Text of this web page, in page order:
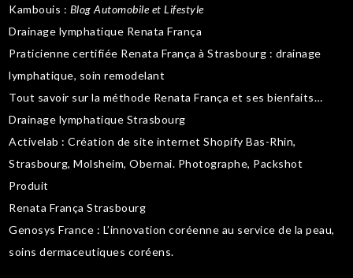
Kambouis : Blog Automobile et Lifestyle
Drainage lymphatique Renata França
Praticienne certifiée Renata França à Strasbourg : drainage
lymphatique, soin remodelant
Tout savoir sur la méthode Renata França et ses bienfaits…
Drainage lymphatique Strasbourg
Activelab : Création de site internet Shopify Bas-Rhin,
Strasbourg, Molsheim, Obernai. Photographe, Packshot
Produit
Renata França Strasbourg
Genosys France : L’innovation coréenne au service de la peau,
soins dermaceutiques coréens.